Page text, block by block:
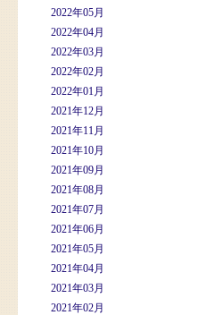
2022年05月
2022年04月
2022年03月
2022年02月
2022年01月
2021年12月
2021年11月
2021年10月
2021年09月
2021年08月
2021年07月
2021年06月
2021年05月
2021年04月
2021年03月
2021年02月